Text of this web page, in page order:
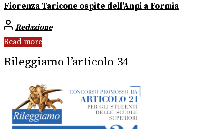
Fiorenza Taricone ospite dell’Anpi a Formia
Redazione
Read more
Rileggiamo l’articolo 34